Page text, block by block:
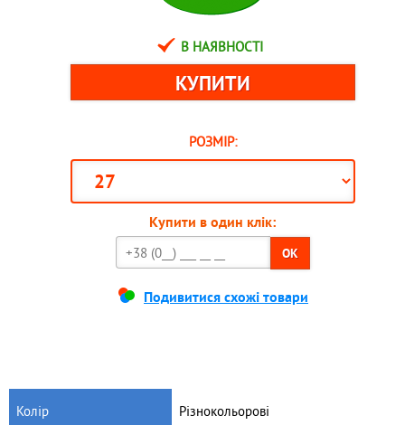
В НАЯВНОСТІ
РОЗМІР:
Купити в один клік:
OK
Подивитися схожі товари
Колір Різнокольорові